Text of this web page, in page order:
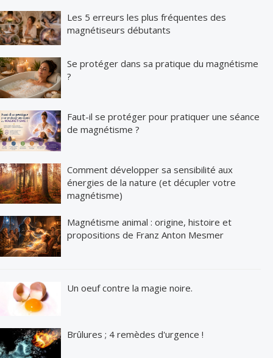
Les 5 erreurs les plus fréquentes des
magnétiseurs débutants
Se protéger dans sa pratique du magnétisme
?
Faut-il se protéger pour pratiquer une séance
de magnétisme ?
Comment développer sa sensibilité aux
énergies de la nature (et décupler votre
magnétisme)
Magnétisme animal : origine, histoire et
propositions de Franz Anton Mesmer
Un oeuf contre la magie noire.
Brûlures ; 4 remèdes d'urgence !